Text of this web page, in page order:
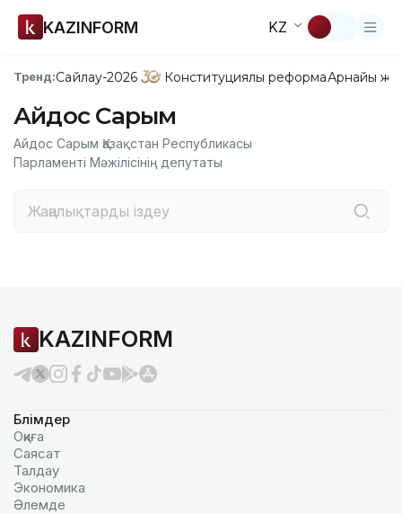
KAZINFORM KZ
Тренд:Сайлау-2026 Конституциялық реформаАрнайы
Айдос Сарым
Айдос Сарым Қазақстан Республикасы
Парламенті Мәжілісінің депутаты
KAZINFORM
Бөлімдер
Оқиға
Саясат
Талдау
Экономика
Әлемде